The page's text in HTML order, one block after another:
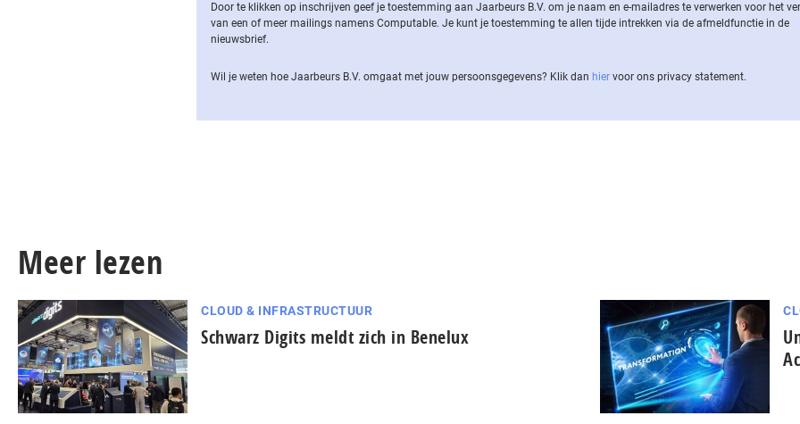
Door te klikken op inschrijven geef je toestemming aan Jaarbeurs B.V. om je naam en e-mailadres te verwerken voor het
van een of meer mailings namens Computable. Je kunt je toestemming te allen tijde intrekken via de af­meld­func­tie in de
nieuwsbrief.
Wil je weten hoe Jaarbeurs B.V. omgaat met jouw per­soons­ge­ge­vens? Klik dan hier voor ons privacy statement.
Meer lezen
CLOUD & INFRASTRUCTUUR
Schwarz Digits meldt zich in Benelux